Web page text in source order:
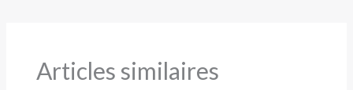
Articles similaires